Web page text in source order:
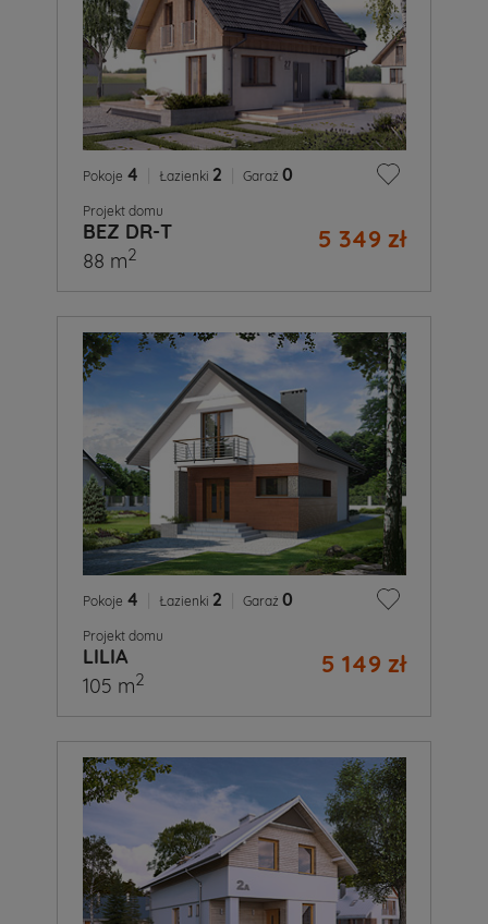
Pokoje 4 Łazienki 2 Garaż 0
Projekt domu
BEZ DR-T 5 349 zł
88 m2
Pokoje 4 Łazienki 2 Garaż 0
Projekt domu
LILIA 5 149 zł
105 m2